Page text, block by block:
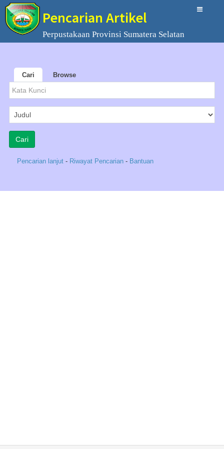
Pencarian Artikel
Perpustakaan Provinsi Sumatera Selatan
Cari Browse
Pencarian lanjut - Riwayat Pencarian - Bantuan